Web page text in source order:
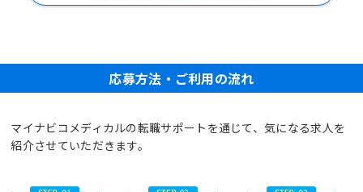
応募方法・ご利用の流れ
マイナビコメディカルの転職サポートを通じて、気になる求人を
紹介させていただきます。